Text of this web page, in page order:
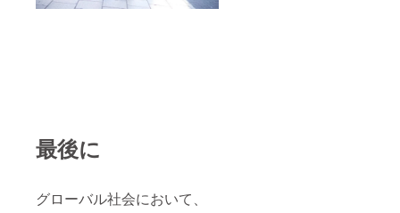
最後に
グローバル社会において、